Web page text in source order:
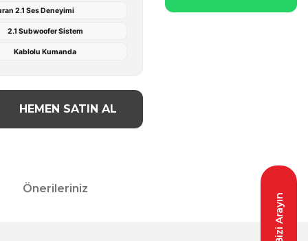
2.1 Ses Deneyimi
2.1 Subwoofer Sistem
Kablolu Kumanda
HEMEN SATIN AL
Önerileriniz
Bizi Arayın